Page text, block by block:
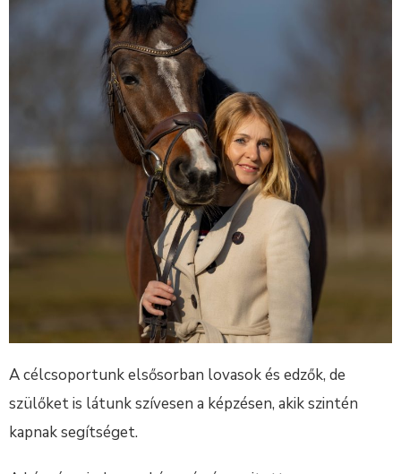
A célcsoportunk elsősorban lovasok és edzők, de
szülőket is látunk szívesen a képzésen, akik szintén
kapnak segítséget.